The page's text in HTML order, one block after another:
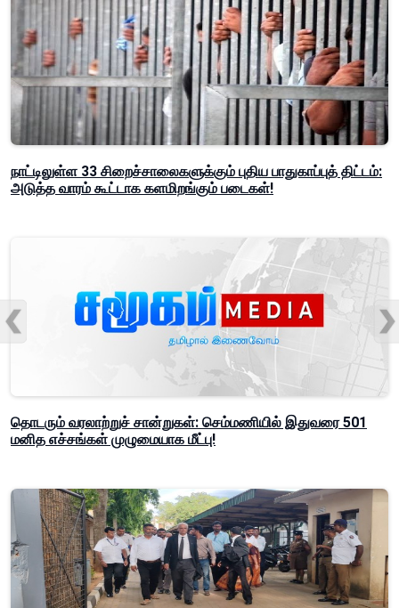
நாட்டிலுள்ள 33 சிறைச்சாலைகளுக்கும் புதிய பாதுகாப்புத் திட்டம்:
அடுத்த வாரம் கூட்டாக களமிறங்கும் படைகள்!
தொடரும் வரலாற்றுச் சான்றுகள்: செம்மணியில் இதுவரை 501
மனித எச்சங்கள் முழுமையாக மீட்பு!